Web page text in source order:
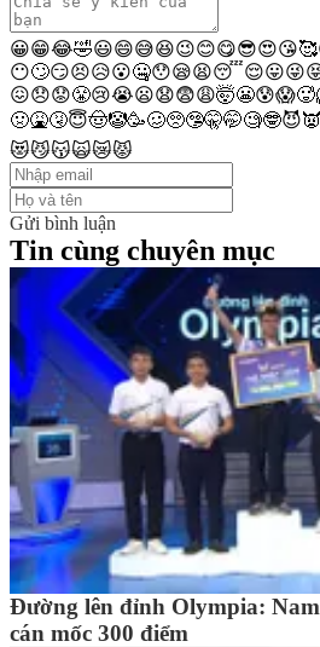
😀😁😂🤣😃😄😅😆😉😊😋😎😍😘🥰
😶🙄😏😣😥😮🤐😯😪😫😴😌😛😜
😖😞😟😤😢😭😦😧😨😩🤯😬😰😱🥵
🤢🤮🤧😇🤠🤡🥳🥴🥺🤥🤫🤭🧐🤓😈👿
😻😼😽🙀😿😾
Gửi bình luận
Tin cùng chuyên mục
Đường lên đỉnh Olympia:
cán mốc 300 điểm